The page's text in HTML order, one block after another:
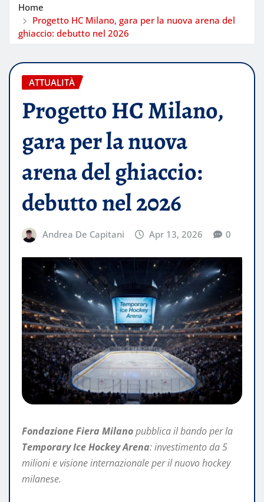
Home
Progetto HC Milano, gara per la nuova arena del
ghiaccio: debutto nel 2026
ATTUALITÀ
Progetto HC Milano,
gara per la nuova
arena del ghiaccio:
debutto nel 2026
Andrea De Capitani Apr 13, 2026 0
Fondazione Fiera Milanopubblica il bando per la
Temporary Ice Hockey Arena: investimento da 5
milioni e visione internazionale per il nuovo hockey
milanese.